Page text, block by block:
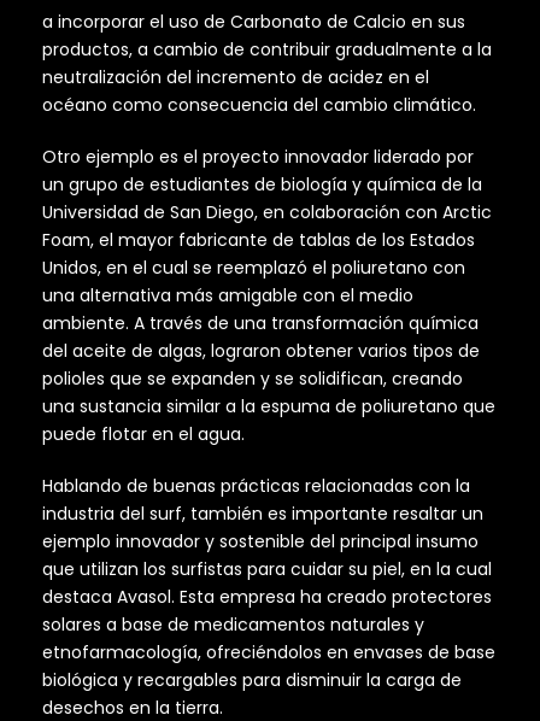
a incorporar el uso de Carbonato de Calcio en sus
productos, a cambio de contribuir gradualmente a la
neutralización del incremento de acidez en el
océano como consecuencia del cambio climático.
Otro ejemplo es el proyecto innovador liderado por
un grupo de estudiantes de biología y química de la
Universidad de San Diego, en colaboración con Arctic
Foam, el mayor fabricante de tablas de los Estados
Unidos, en el cual se reemplazó el poliuretano con
una alternativa más amigable con el medio
ambiente. A través de una transformación química
del aceite de algas, lograron obtener varios tipos de
polioles que se expanden y se solidifican, creando
una sustancia similar a la espuma de poliuretano que
puede flotar en el agua.
Hablando de buenas prácticas relacionadas con la
industria del surf, también es importante resaltar un
ejemplo innovador y sostenible del principal insumo
que utilizan los surfistas para cuidar su piel, en la cual
destaca Avasol. Esta empresa ha creado protectores
solares a base de medicamentos naturales y
etnofarmacología, ofreciéndolos en envases de base
biológica y recargables para disminuir la carga de
desechos en la tierra.